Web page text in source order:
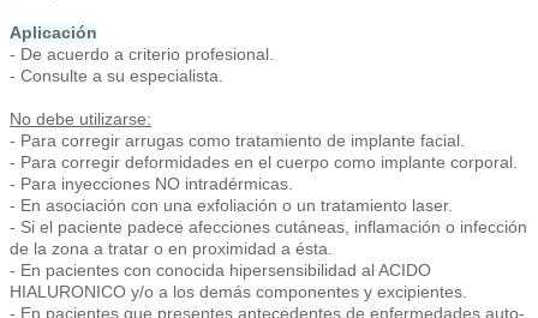
Aplicación
- De acuerdo a criterio profesional.
- Consulte a su especialista.
No debe utilizarse:
- Para corregir arrugas como tratamiento de implante facial.
- Para corregir deformidades en el cuerpo como implante corporal.
- Para inyecciones NO intradérmicas.
- En asociación con una exfoliación o un tratamiento laser.
- Si el paciente padece afecciones cutáneas, inflamación o infección
de la zona a tratar o en proximidad a ésta.
- En pacientes con conocida hipersensibilidad al ACIDO
HIALURONICO y/o a los demás componentes y excipientes.
- En pacientes que presentes antecedentes de enfermedades auto-